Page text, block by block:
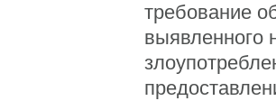
требование
выявленного